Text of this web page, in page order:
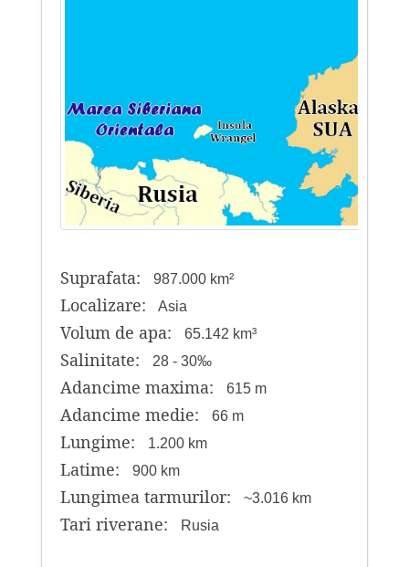
Suprafata: 987.000 km²
Localizare: Asia
Volum de apa: 65.142 km³
Salinitate: 28 - 30‰
Adancime maxima: 615 m
Adancime medie: 66 m
Lungime: 1.200 km
Latime: 900 km
Lungimea tarmurilor: ~3.016 km
Tari riverane: Rusia